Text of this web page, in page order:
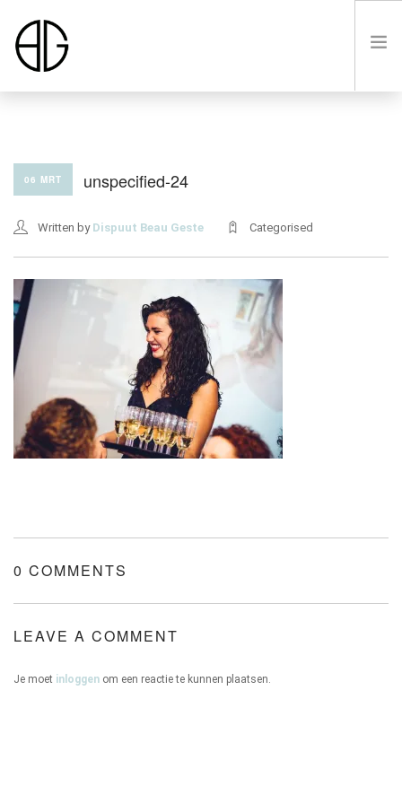
LUSTRUM VIII
LEDEN
CONTACT
06 MRT unspecified-24
Written by Dispuut Beau Geste Categorised
0 COMMENTS
LEAVE A COMMENT
Je moet inloggen om een reactie te kunnen plaatsen.